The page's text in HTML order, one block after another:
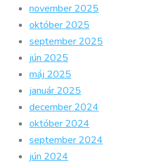
november 2025
október 2025
september 2025
jún 2025
máj 2025
január 2025
december 2024
október 2024
september 2024
jún 2024